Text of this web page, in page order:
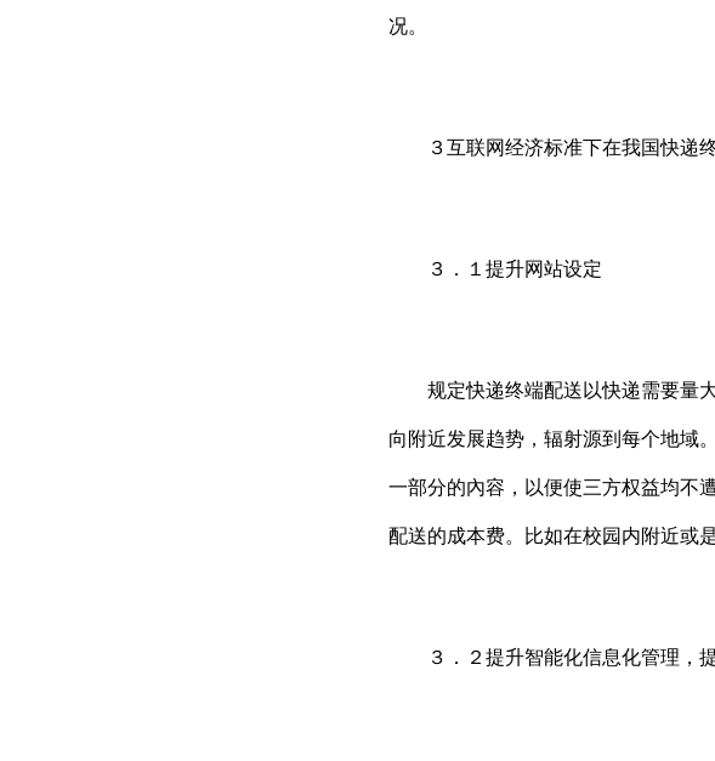
况。
３互联网经济标准下在我国快递
３．１提升网站设定
规定快递终端配送以快递需要量大
向附近发展趋势，辐射源到每个地域
一部分的內容，以便使三方权益均不
配送的成本费。比如在校园内附近或
３．２提升智能化信息化管理，